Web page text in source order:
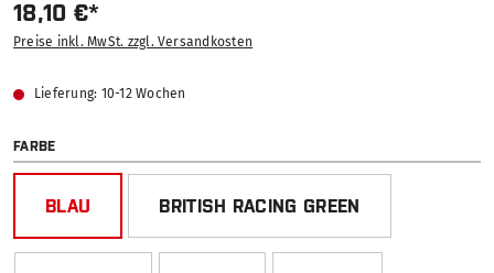
18,10 €*
Preise inkl. MwSt. zzgl. Versandkosten
Lieferung: 10-12 Wochen
FARBEAUSWÄHLEN
BLAU BRITISH RACING GREEN